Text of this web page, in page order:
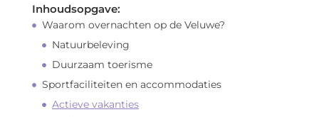
Inhoudsopgave:
Waarom overnachten op de Veluwe?
Natuurbeleving
Duurzaam toerisme
Sportfaciliteiten en accommodaties
Actieve vakanties